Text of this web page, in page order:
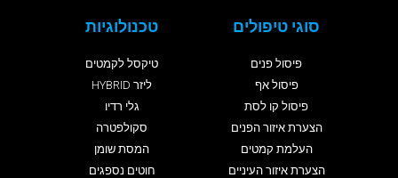
סוגי טיפולים
פיסול פנים
פיסול אף
פיסול קו לסת
הצערת איזור הפנים
העלמת קמטים
הצערת איזור העיניים
טכנולוגיות
טיקסל לקמטים
ליזר HYBRID
גלי רדיו
סקולפטרה
המסת שומן
חוטים נספגים